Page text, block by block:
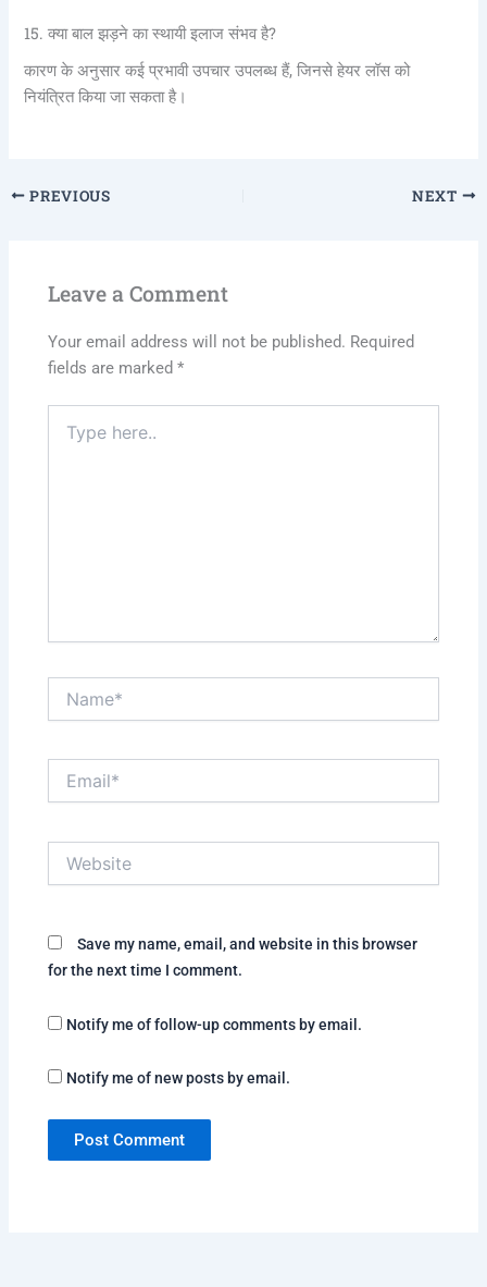
15. क्या बाल झड़ने का स्थायी इलाज संभव है?
कारण के अनुसार कई प्रभावी उपचार उपलब्ध हैं, जिनसे हेयर लॉस को
नियंत्रित किया जा सकता है।
PREVIOUS NEXT
Leave a Comment
Your email address will not be published. Required
fields are marked*
here..
Save my name, email, and website in this browser
for the next time I comment.
Notify me of follow-up comments by email.
Notify me of new posts by email.